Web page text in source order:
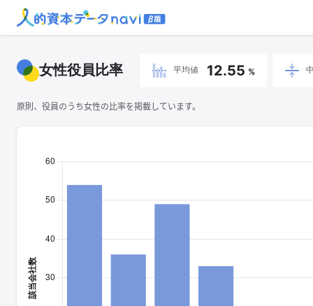
女性役員比率 平均値 12.55 %
原則、役員のうち女性の比率を掲載しています。